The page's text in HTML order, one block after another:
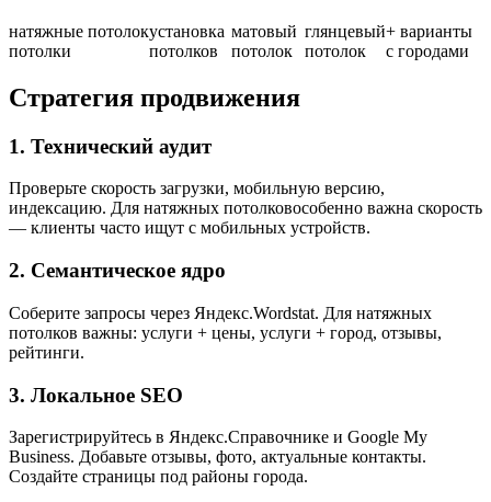
натяжные
потолки
потолокустановка
потолков
матовый
потолок
глянцевый
потолок
+ варианты
с городами
Стратегия продвижения
1. Технический аудит
Проверьте скорость загрузки, мобильную версию,
индексацию. Для натяжных потолковособенно важна скорость
— клиенты часто ищут с мобильных устройств.
2. Семантическое ядро
Соберите запросы через Яндекс.Wordstat. Для натяжных
потолков важны: услуги + цены, услуги + город, отзывы,
рейтинги.
3. Локальное SEO
Зарегистрируйтесь в Яндекс.Справочнике и Google My
Business. Добавьте отзывы, фото, актуальные контакты.
Создайте страницы под районы города.